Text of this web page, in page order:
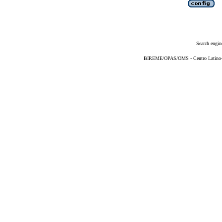
Search
BIREME/OPAS/OMS - Centro Latino-